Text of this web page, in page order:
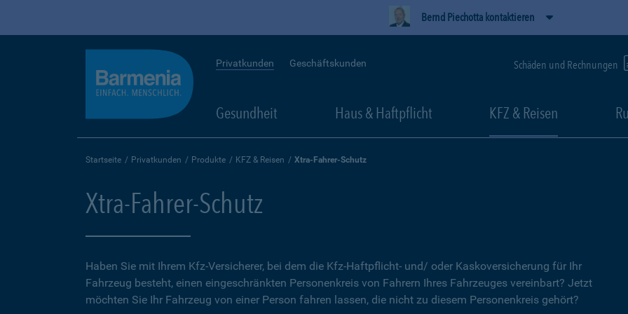
Bernd Piechotta kontaktieren
Privatkunden Geschäftskunden Schäden und Rechnungen
Gesundheit Haus & Haftpflicht KFZ & Reisen
Startseite Privatkunden Produkte KFZ & Reisen Xtra-Fahrer-Schutz
Xtra-Fahrer-Schutz
Haben Sie mit Ihrem Kfz-Versicherer, bei dem die Kfz-Haftpflicht- und/ oder Kaskoversicherung für Ihr
Fahrzeug besteht, einen eingeschränkten Personenkreis von Fahrern Ihres Fahrzeuges vereinbart? Jetzt
möchten Sie Ihr Fahrzeug von einer Person fahren lassen, die nicht zu diesem Personenkreis gehört?